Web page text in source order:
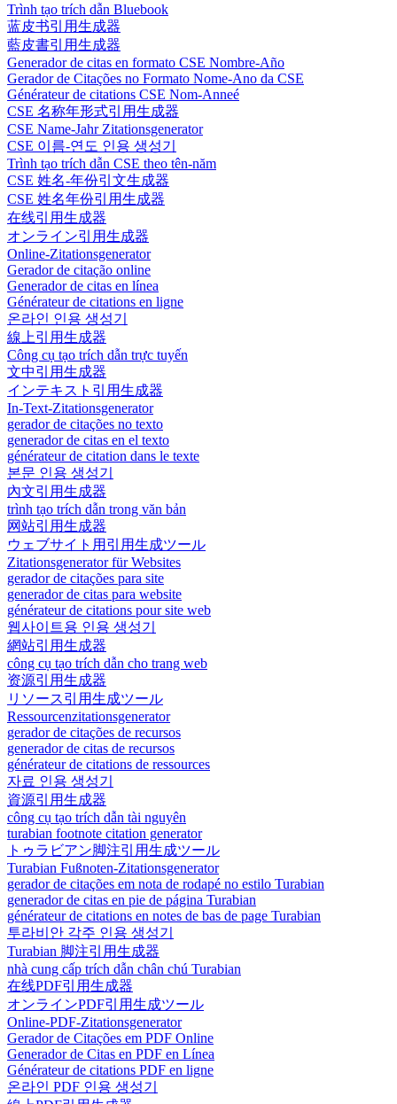
Trình tạo trích dẫn Bluebook
蓝皮书引用生成器
藍皮書引用生成器
Generador de citas en formato CSE Nombre-Año
Gerador de Citações no Formato Nome-Ano da CSE
Générateur de citations CSE Nom-Anneé
CSE 名称年形式引用生成器
CSE Name-Jahr Zitationsgenerator
CSE 이름-연도 인용 생성기
Trình tạo trích dẫn CSE theo tên-năm
CSE 姓名-年份引文生成器
CSE 姓名年份引用生成器
在线引用生成器
オンライン引用生成器
Online-Zitationsgenerator
Gerador de citação online
Generador de citas en línea
Générateur de citations en ligne
온라인 인용 생성기
線上引用生成器
Công cụ tạo trích dẫn trực tuyến
文中引用生成器
インテキスト引用生成器
In-Text-Zitationsgenerator
gerador de citações no texto
generador de citas en el texto
générateur de citation dans le texte
본문 인용 생성기
內文引用生成器
trình tạo trích dẫn trong văn bản
网站引用生成器
ウェブサイト用引用生成ツール
Zitationsgenerator für Websites
gerador de citações para site
generador de citas para website
générateur de citations pour site web
웹사이트용 인용 생성기
網站引用生成器
công cụ tạo trích dẫn cho trang web
资源引用生成器
リソース引用生成ツール
Ressourcenzitationsgenerator
gerador de citações de recursos
generador de citas de recursos
générateur de citations de ressources
자료 인용 생성기
資源引用生成器
công cụ tạo trích dẫn tài nguyên
turabian footnote citation generator
トゥラビアン脚注引用生成ツール
Turabian Fußnoten-Zitationsgenerator
gerador de citações em nota de rodapé no estilo Turabian
generador de citas en pie de página Turabian
générateur de citations en notes de bas de page Turabian
투라비안 각주 인용 생성기
Turabian 脚注引用生成器
nhà cung cấp trích dẫn chân chú Turabian
在线PDF引用生成器
オンラインPDF引用生成ツール
Online-PDF-Zitationsgenerator
Gerador de Citações em PDF Online
Generador de Citas en PDF en Línea
Générateur de citations PDF en ligne
온라인 PDF 인용 생성기